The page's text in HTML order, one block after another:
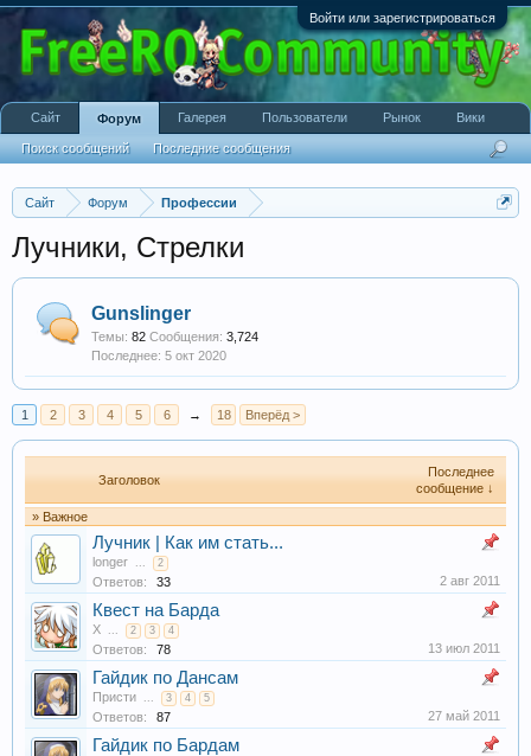
Войти или зарегистрироваться
Сайт Форум Профессии
Лучники, Стрелки
Gunslinger
Темы: 82 Сообщения: 3,724
5 окт 2020
1 2 3 4 5 6 → 18 Вперёд >
Заголовок
Последнее
сообщение ↓
» Важное
Лучник | Как им стать...
longer ... 2
Ответов: 33 2 авг 2011
Квест на Барда
X ... 2 3 4
Ответов: 78 13 июл 2011
Гайдик по Дансам
Присти ... 3 4 5
Ответов: 87 27 май 2011
Гайдик по Бардам
Сайт Форум
Поиск сообщений Последние сообщения
Галерея Пользователи Рынок Вики